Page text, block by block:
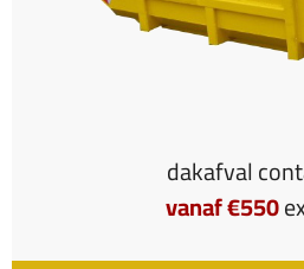
dakafval
vanaf €550